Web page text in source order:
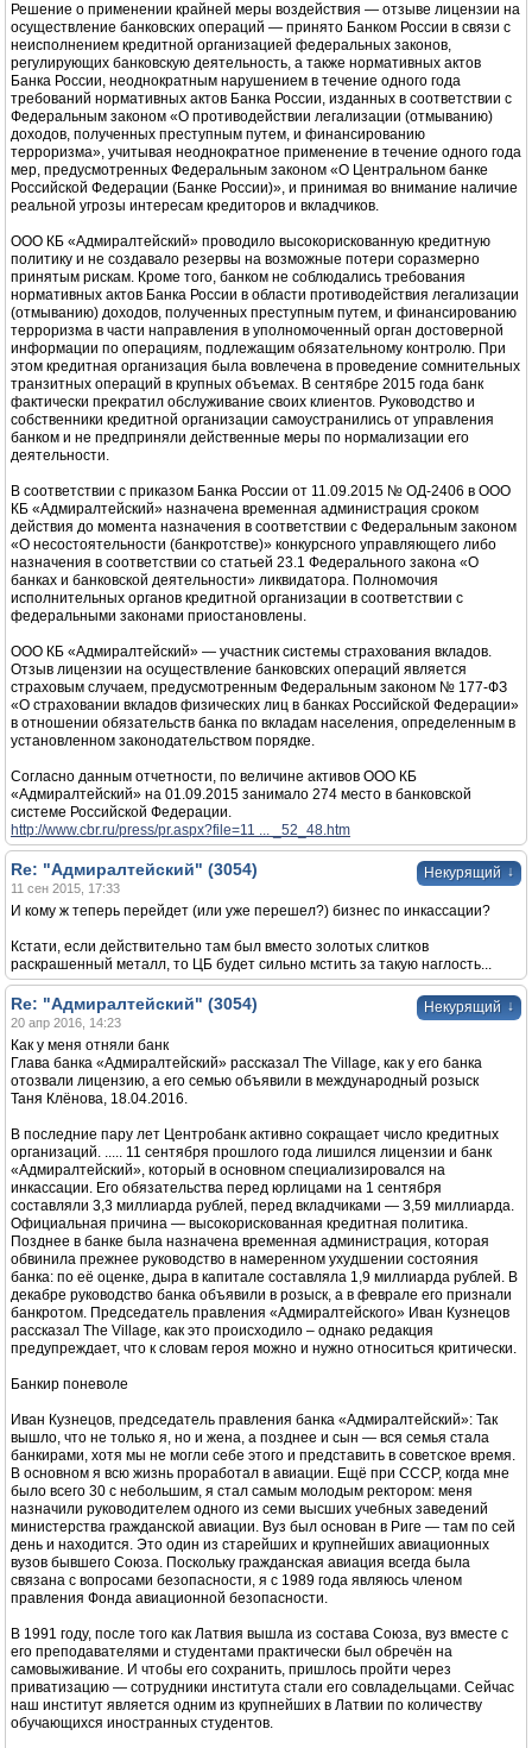
Решение о применении крайней меры воздействия — отзыве лицензии на
осуществление банковских операций — принято Банком России в связи с
неисполнением кредитной организацией федеральных законов,
регулирующих банковскую деятельность, а также нормативных актов
Банка России, неоднократным нарушением в течение одного года
требований нормативных актов Банка России, изданных в соответствии с
Федеральным законом «O противодействии легализации (отмыванию)
доходов, полученных преступным путем, и финансированию
терроризма», учитывая неоднократное применение в течение одного года
мер, предусмотренных Федеральным законом «O Центральном банке
Российской Федерации (Банке России)», и принимая во внимание наличие
реальной угрозы интересам кредиторов и вкладчиков.
ООО КБ «Адмиралтейский» проводило высокорискованную кредитную
политику и не создавало резервы на возможные потери соразмерно
принятым рискам. Кроме того, банком не соблюдались требования
нормативных актов Банка России в области противодействия легализации
(отмыванию) доходов, полученных преступным путем, и финансированию
терроризма в части направления в уполномоченный орган достоверной
информации по операциям, подлежащим обязательному контролю. При
этом кредитная организация была вовлечена в проведение сомнительных
транзитных операций в крупных объемах. В сентябре 2015 года банк
фактически прекратил обслуживание своих клиентов. Руководство и
собственники кредитной организации самоустранились от управления
банком и не предприняли действенные меры по нормализации его
деятельности.
В соответствии с приказом Банка России от 11.09.2015 № ОД-2406 в ООО
КБ «Адмиралтейский» назначена временная администрация сроком
действия до момента назначения в соответствии с Федеральным законом
«О несостоятельности (банкротстве)» конкурсного управляющего либо
назначения в соответствии со статьей 23.1 Федерального закона «О
банках и банковской деятельности» ликвидатора. Полномочия
исполнительных органов кредитной организации в соответствии с
федеральными законами приостановлены.
ООО КБ «Адмиралтейский» — участник системы страхования вкладов.
Отзыв лицензии на осуществление банковских операций является
страховым случаем, предусмотренным Федеральным законом № 177-ФЗ
«О страховании вкладов физических лиц в банках Российской Федерации»
в отношении обязательств банка по вкладам населения, определенным в
установленном законодательством порядке.
Согласно данным отчетности, по величине активов ООО КБ
«Адмиралтейский» на 01.09.2015 занимало 274 место в банковской
системе Российской Федерации.
http://www.cbr.ru/press/pr.aspx?file=11 ... _52_48.htm
Некурящий ↓
Re: "Адмиралтейский" (3054)
11 сен 2015, 17:33
И кому ж теперь перейдет (или уже перешел?) бизнес по инкассации?
Кстати, если действительно там был вместо золотых слитков
раскрашенный металл, то ЦБ будет сильно мстить за такую наглость...
Некурящий ↓
Re: "Адмиралтейский" (3054)
20 апр 2016, 14:23
Как у меня отняли банк
Глава банка «Адмиралтейский» рассказал The Village, как у его банка
отозвали лицензию, а его семью объявили в международный розыск
Таня Клёнова, 18.04.2016.
В последние пару лет Центробанк активно сокращает число кредитных
организаций. ..... 11 сентября прошлого года лишился лицензии и банк
«Адмиралтейский», который в основном специализировался на
инкассации. Его обязательства перед юрлицами на 1 сентября
составляли 3,3 миллиарда рублей, перед вкладчиками — 3,59 миллиарда.
Официальная причина — высокорискованная кредитная политика.
Позднее в банке была назначена временная администрация, которая
обвинила прежнее руководство в намеренном ухудшении состояния
банка: по её оценке, дыра в капитале составляла 1,9 миллиарда рублей. В
декабре руководство банка объявили в розыск, а в феврале его признали
банкротом. Председатель правления «Адмиралтейского» Иван Кузнецов
рассказал The Village, как это происходило – однако редакция
предупреждает, что к словам героя можно и нужно относиться критически.
Банкир поневоле
Иван Кузнецов, председатель правления банка «Адмиралтейский»: Так
вышло, что не только я, но и жена, а позднее и сын — вся семья стала
банкирами, хотя мы не могли себе этого и представить в советское время.
В основном я всю жизнь проработал в авиации. Ещё при СССР, когда мне
было всего 30 с небольшим, я стал самым молодым ректором: меня
назначили руководителем одного из семи высших учебных заведений
министерства гражданской авиации. Вуз был основан в Риге — там по сей
день и находится. Это один из старейших и крупнейших авиационных
вузов бывшего Союза. Поскольку гражданская авиация всегда была
связана с вопросами безопасности, я с 1989 года являюсь членом
правления Фонда авиационной безопасности.
В 1991 году, после того как Латвия вышла из состава Союза, вуз вместе с
его преподавателями и студентами практически был обречён на
самовыживание. И чтобы его сохранить, пришлось пройти через
приватизацию — сотрудники института стали его совладельцами. Сейчас
наш институт является одним из крупнейших в Латвии по количеству
обучающихся иностранных студентов.